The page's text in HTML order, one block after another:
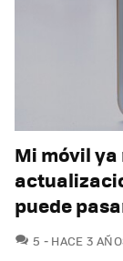
Mi móvil
puede
5 HACE 3